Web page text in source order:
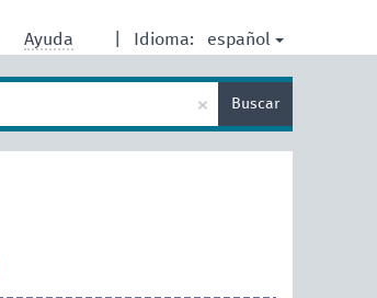
Idioma: español
Ayuda
× Buscar